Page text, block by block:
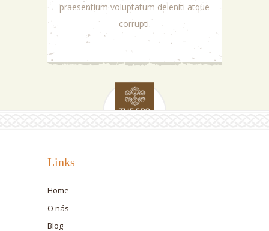
praesentium voluptatum deleniti atque
corrupti.
Links
Home
O nás
Blog